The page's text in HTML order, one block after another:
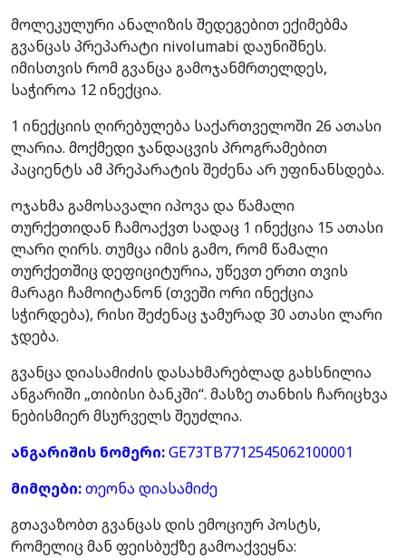
მოლეკულური ანალიზის შედეგებით ექიმებმა
გვანცას პრეპარატი nivolumabi დაუნიშნეს.
იმისთვის რომ გვანცა გამოჯანმრთელდეს,
საჭიროა 12 ინექცია.
1 ინექციის ღირებულება საქართველოში 26 ათასი
ლარია. მოქმედი ჯანდაცვის პროგრამებით
პაციენტს ამ პრეპარატის შეძენა არ უფინანსდება.
ოჯახმა გამოსავალი იპოვა და წამალი
თურქეთიდან ჩამოაქვთ სადაც 1 ინექცია 15 ათასი
ლარი ღირს. თუმცა იმის გამო, რომ წამალი
თურქეთშიც დეფიციტურია, უწევთ ერთი თვის
მარაგი ჩამოიტანონ (თვეში ორი ინექცია
სჭირდება), რისი შეძენაც ჯამურად 30 ათასი ლარი
ჯდება.
გვანცა დიასამიძის დასახმარებლად გახსნილია
ანგარიში „თიბისი ბანკში“. მასზე თანხის ჩარიცხვა
ნებისმიერ მსურველს შეუძლია.
ანგარიშის ნომერი:GE73TB7712545062100001
მიმღები:თეონა დიასამიძე
გთავაზობთ გვანცას დის ემოციურ პოსტს,
რომელიც მან ფეისბუქზე გამოაქვეყნა: